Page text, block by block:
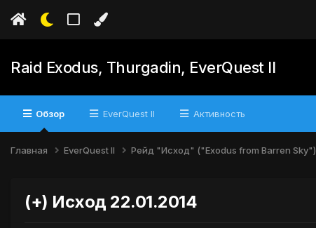
Raid Exodus, Thurgadin, EverQuest II
Обзор EverQuest II Активность
Главная EverQuest II Рейд "Исход" ("Exodus from Barren Sky")
(+) Исход 22.01.2014